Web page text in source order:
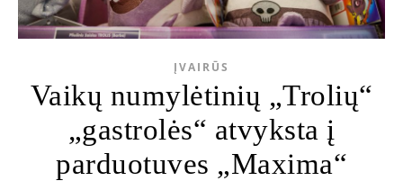
ĮVAIRŪS
Vaikų numylėtinių „Trolių“
„gastrolės“ atvyksta į
parduotuves „Maxima“